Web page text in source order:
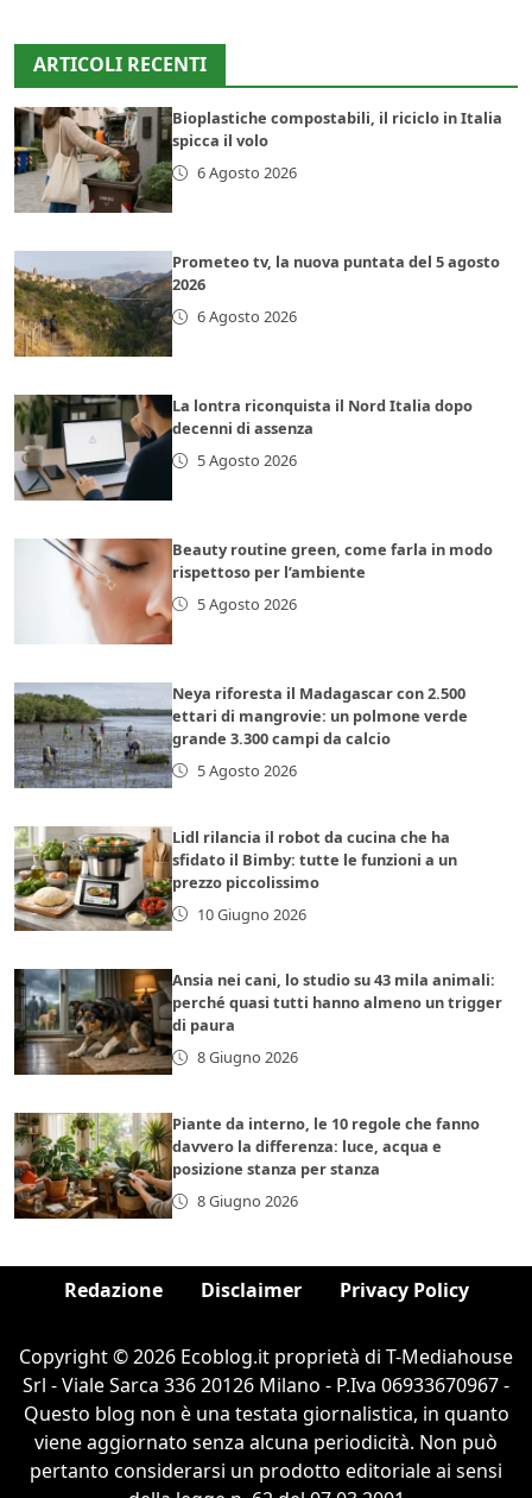
ARTICOLI RECENTI
Bioplastiche compostabili, il riciclo in Italia
spicca il volo
6 Agosto 2026
Prometeo tv, la nuova puntata del 5 agosto
2026
6 Agosto 2026
La lontra riconquista il Nord Italia dopo
decenni di assenza
5 Agosto 2026
Beauty routine green, come farla in modo
rispettoso per l’ambiente
5 Agosto 2026
Neya riforesta il Madagascar con 2.500
ettari di mangrovie: un polmone verde
grande 3.300 campi da calcio
5 Agosto 2026
Lidl rilancia il robot da cucina che ha
sfidato il Bimby: tutte le funzioni a un
prezzo piccolissimo
10 Giugno 2026
Ansia nei cani, lo studio su 43 mila animali:
perché quasi tutti hanno almeno un trigger
di paura
8 Giugno 2026
Piante da interno, le 10 regole che fanno
davvero la differenza: luce, acqua e
posizione stanza per stanza
8 Giugno 2026
Redazione Disclaimer Privacy Policy
Copyright © 2026 Ecoblog.it proprietà di T-Mediahouse
Srl - Viale Sarca 336 20126 Milano - P.Iva 06933670967 -
Questo blog non è una testata giornalistica, in quanto
viene aggiornato senza alcuna periodicità. Non può
pertanto considerarsi un prodotto editoriale ai sensi